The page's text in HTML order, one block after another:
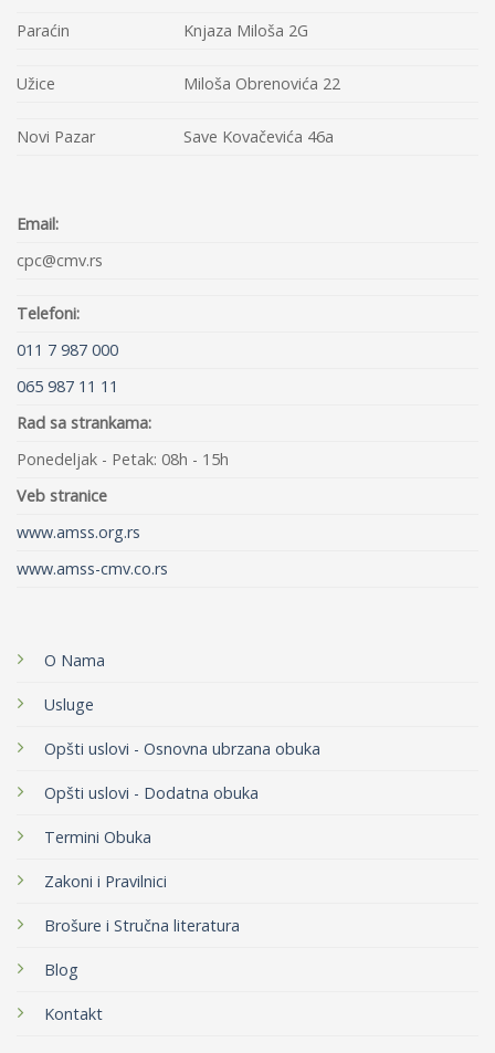
Paraćin Knjaza Miloša 2G
Užice Miloša Obrenovića 22
Novi Pazar Save Kovačevića 46a
Email:
cpc@cmv.rs
Telefoni:
011 7 987 000
065 987 11 11
Rad sa strankama:
Ponedeljak - Petak: 08h - 15h
Veb stranice
www.amss.org.rs
www.amss-cmv.co.rs
O Nama
Usluge
Opšti uslovi - Osnovna ubrzana obuka
Opšti uslovi - Dodatna obuka
Termini Obuka
Zakoni i Pravilnici
Brošure i Stručna literatura
Blog
Kontakt